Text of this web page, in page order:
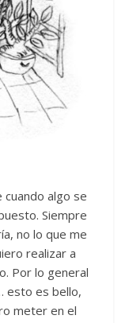
algo se
Siempre
no lo que me
realizar a
Por lo general
esto es bello,
meter en el